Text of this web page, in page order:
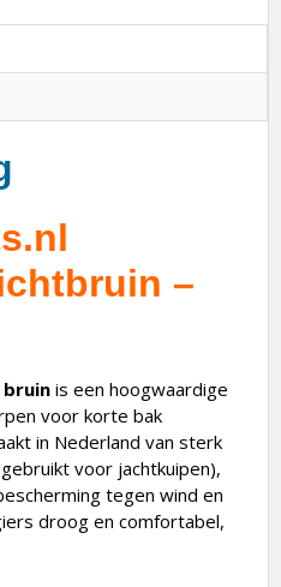
–
is een hoogwaardige
voor korte bak
in Nederland van sterk
voor jachtkuipen),
tegen wind en
droog en comfortabel,